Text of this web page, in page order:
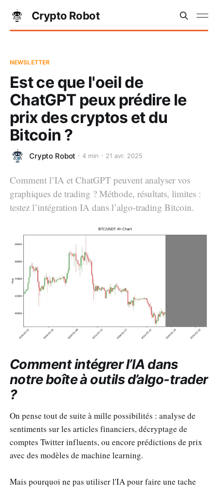
Crypto Robot
NEWSLETTER
Est ce que l'oeil de
ChatGPT peux prédire le
prix des cryptos et du
Bitcoin ?
Crypto Robot 4 min 21 avr. 2025
Comment l’IA et ChatGPT peuvent analyser vos
graphiques de trading ? Méthode, résultats, limites :
testez l’intégration IA dans l’algo-trading Bitcoin.
Comment intégrerl’IA dans
notre boîte à outils d’algo-trader
?
On pense tout de suite à mille possibilités : analyse de
sentiments sur les articles financiers, décryptage de
comptes Twitter influents, ou encore prédictions de prix
avec des modèles de machine learning.
Mais pourquoi ne pas utiliser l'IA pour faire une tache